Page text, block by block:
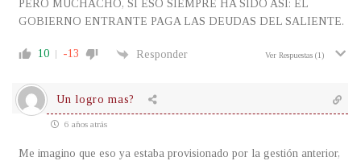
PERO MUCHACHO, SI ESO SIEMPRE HA SIDO ASI: EL
GOBIERNO ENTRANTE PAGA LAS DEUDAS DEL SALIENTE.
10 -13 Responder Ver Respuestas (1)
Un logro mas?
6 años atrás
Me imagino que eso ya estaba provisionado por la gestión anterior,